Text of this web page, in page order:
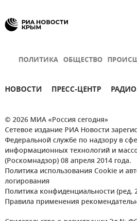
ПОЛИТИКА ОБЩЕСТВО
НОВОСТИ ПРЕСС-ЦЕНТР РАДИО
© 2026 МИА «Россия сегодня»
Сетевое издание РИА Новости
Федеральной службе по надзору в
информационных технологий и
(Роскомнадзор) 08 апреля 2014 года.
Политика использования Cookie и
логирования
Политика конфиденциальности (ред.
Правила применения